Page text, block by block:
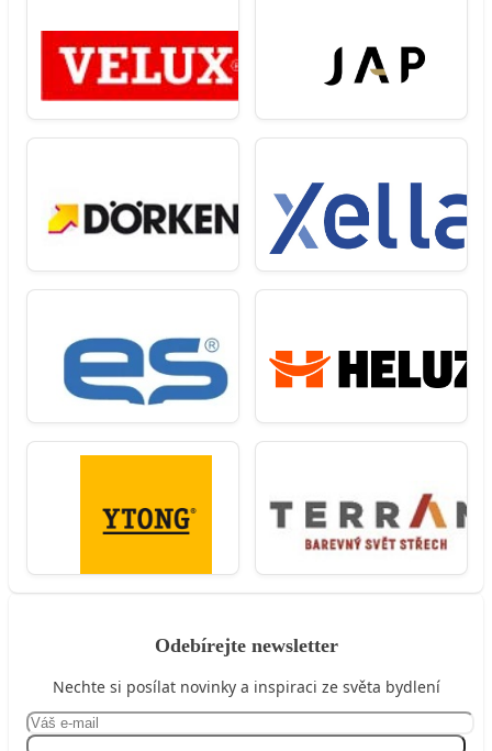
Odebírejte newsletter
Nechte si posílat novinky a inspiraci ze světa bydlení